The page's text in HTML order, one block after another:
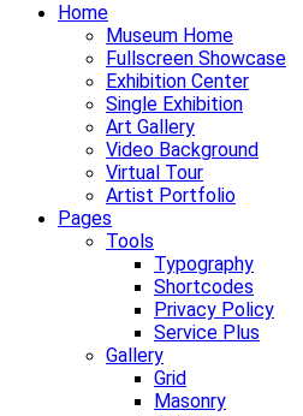
Home
Museum Home
Fullscreen Showcase
Exhibition Center
Single Exhibition
Art Gallery
Video Background
Virtual Tour
Artist Portfolio
Pages
Tools
Typography
Shortcodes
Privacy Policy
Service Plus
Gallery
Grid
Masonry